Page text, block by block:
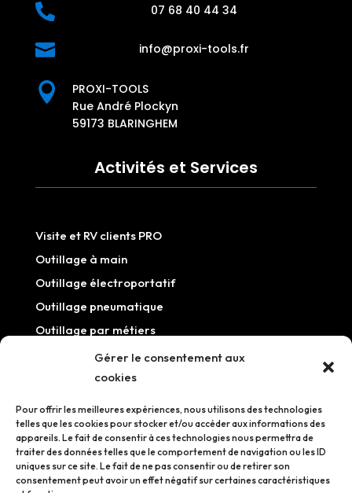
Gérer le consentement aux
cookies
Pour offrir les meilleures expériences, nous utilisons des technologies
telles que les cookies pour stocker et/ou accéder aux informations des
appareils. Le fait de consentir à ces technologies nous permettra de
traiter des données telles que le comportement de navigation ou les ID
uniques sur ce site. Le fait de ne pas consentir ou de retirer son
consentement peut avoir un effet négatif sur certaines caractéristiques
 07 68 40 44 34
 info@proxi-tools.fr

PROXI-TOOLS
Rue André Plockyn
59173 BLARINGHEM
Activités et Services
Visite et RV clients PRO
Outillage à main
Outillage électroportatif
Outillage pneumatique
Outillage par métiers
Outillage / Equipement atelier
Information
Mentions légales